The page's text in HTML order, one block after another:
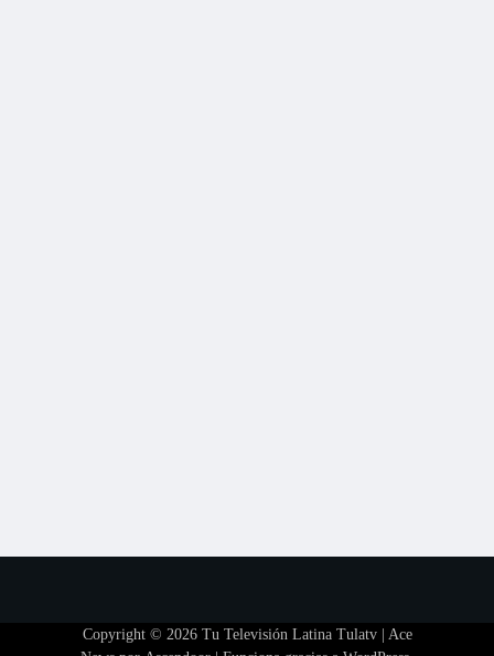
Copyright © 2026 Tu Televisión Latina Tulatv| Ace